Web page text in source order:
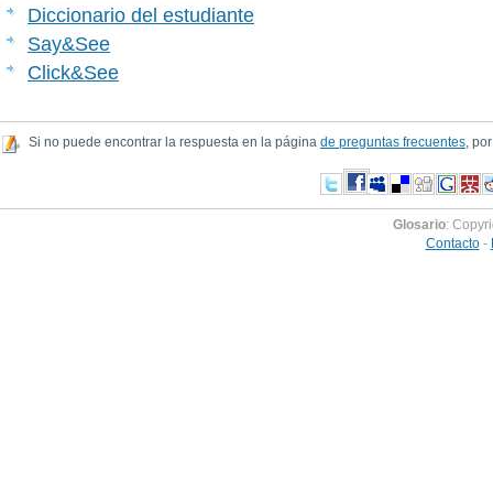
Diccionario del estudiante
Say&See
Click&See
Si no puede encontrar la respuesta en la página de preguntas frecuentes,
Glosario:
Contacto-